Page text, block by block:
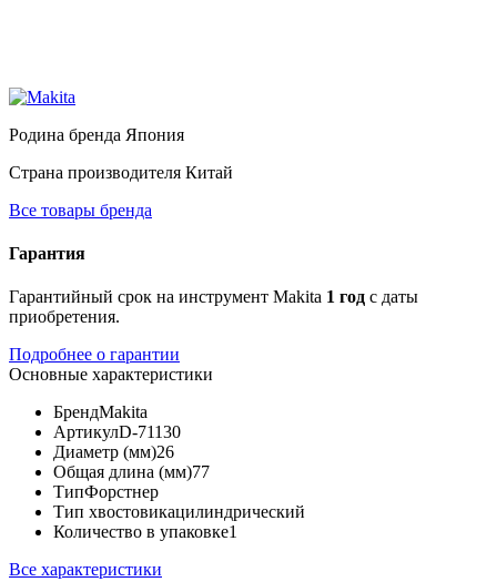
Родина бренда Япония
Страна производителя Китай
Все товары бренда
Гарантия
Гарантийный срок на инструмент Makita 1 год с даты
приобретения.
Подробнее о гарантии
Основные характеристики
БрендMakita
АртикулD-71130
Диаметр (мм)26
Общая длина (мм)77
ТипФорстнер
Тип хвостовикацилиндрический
Количество в упаковке1
Все характеристики